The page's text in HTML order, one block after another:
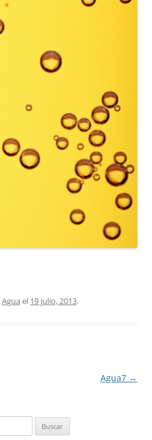
Agua el 19 julio, 2013.
Agua7 →